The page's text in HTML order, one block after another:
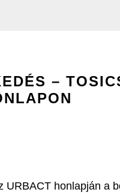
–
URBACT honlapján a